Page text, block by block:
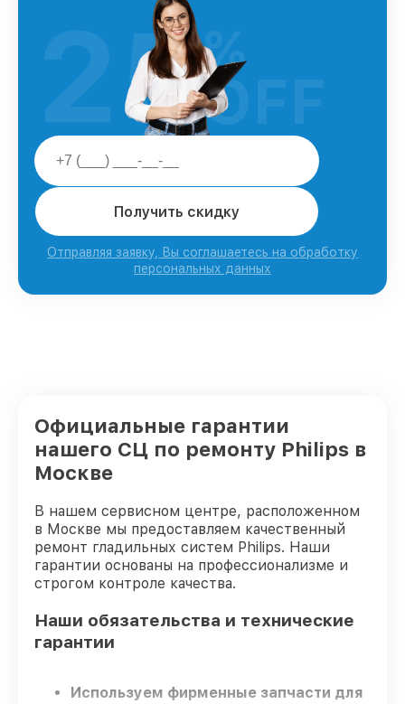
Получить скидку
Отправляя заявку, Вы соглашаетесь на обработку
персональных данных
25%
OFF
Официальные гарантии
нашего СЦ по ремонту Philips в
Москве
В нашем сервисном центре, расположенном
в Москве мы предоставляем качественный
ремонт гладильных систем Philips. Наши
гарантии основаны на профессионализме и
строгом контроле качества.
Наши обязательства и технические
гарантии
Используем фирменные запчасти для